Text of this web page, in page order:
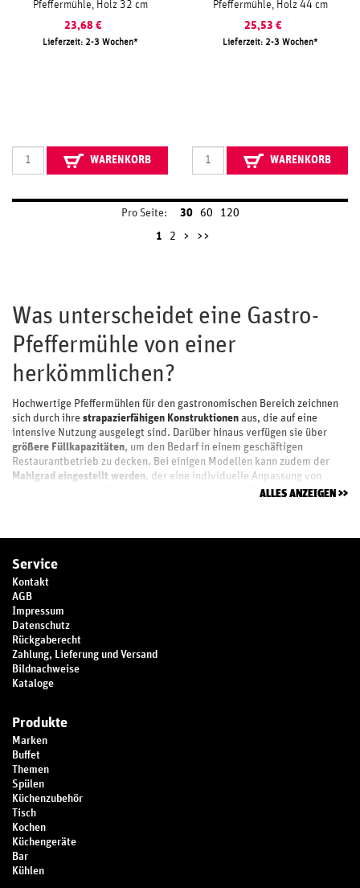
Pfeffermühle, Holz 32 cm
23,68 €
Lieferzeit: 2-3 Wochen
WARENKORB
Pfeffermühle, Holz 44 cm
25,53 €
Lieferzeit: 2-3 Wochen
WARENKORB
Pro Seite: 30 60 120
1 2 > >>
Was unterscheidet eine Gastro-
Pfeffermühle von einer
herkömmlichen?
Hochwertige Pfeffermühlen für den gastronomischen Bereich zeichnen
sich durch ihre strapazierfähigen Konstruktionen aus, die auf eine
intensive Nutzung ausgelegt sind. Darüber hinaus verfügen sie über
größere Füllkapazitäten, um den Bedarf in einem geschäftigen
Restaurantbetrieb zu decken. Bei einigen Modellen kann zudem der
Mahlgrad eingestellt werden, der eine individuelle Anpassung von
feinem bis grobem Pfeffer ermöglicht. Durch diese Eigenschaften
ALLES ANZEIGEN
Service
Kontakt
AGB
Impressum
Datenschutz
Rückgaberecht
Zahlung, Lieferung und Versand
Bildnachweise
Kataloge
Produkte
Marken
Buffet
Themen
Spülen
Küchenzubehör
Tisch
Kochen
Küchengeräte
Bar
Kühlen